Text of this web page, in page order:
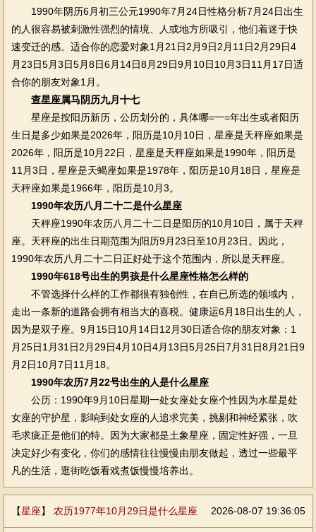
1990年阴历6月初三公元1990年7月24日性格分析7月24日出生
的人很容易被刺激性强烈的情境、人或地方所吸引，他们着迷于快
速变迁的感。适合你的恋爱对象1月21日2月9日2月11日2月29日4
月23日5月3日5月8日6月14日8月29日9月10日10月3日11月17日适
合你的朋友对象1月。
查星座属马阴历九月十七
星座是按阳历新历，公历划分的，具体哪=一=年出生或者阳历
生日是多少如果是2026年，阳历是10月10日，星座是天秤座如果是
2026年，阳历是10月22日，星座是天秤座如果是1990年，阳历是
11月3日，星座是天蝎座如果是1978年，阳历是10月18日，星座是
天秤座如果是1966年，阳历是10月3。
1990年农历八月二十二是什么星座
天秤座1990年农历八月二十二日是阳历的10月10日，属于天秤
座。天秤座的出生日期范围为阳历9月23日至10月23日。因此，
1990年农历八月二十二日正好处于这个范围内，所以是天秤座。
1990年618号出生的男孩是什么星座性格怎么样的
不管选择什么样的工作都很有独创性，在自已所选的领域内，
走出一条新的道路会拥有相当大的喜税。健康运6月18日出生的人，
因为是双子座。9月15日10月14日12月30日适合你的朋友对象：1
月25日1月31日2月29日4月10日4月13日5月25日7月31日8月21日9
月2日10月7日11月18。
1990年农历7月22号出生的人是什么星座
公历：1990年9月10日星期一处女座处女座个性因为水星是处
女座的守护星，影响到处女座的人追求完美，挑剔和神经紧张，吹
毛求疵正是他们的特。因为大家都是土象星座，固定性好强，一旦
决定好少有变化，你们的感情往往慢慢由朋友做起，透过一些最平
凡的生活，逛街吃饭看戏煮饭慢慢培养出。
【星座】 农历1977年10月29日是什么星座 2026-08-07 19:36:05